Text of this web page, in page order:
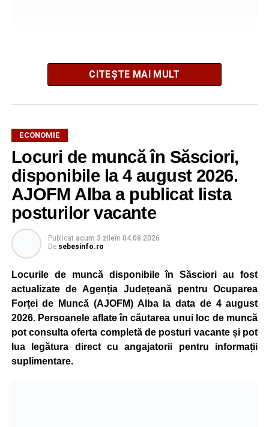
Potrivit unui comunicat al companiei, măsura va fi aplicată
gradual, în funcție de necesitățile sistemului energetic.
Reprezentanții Kronospan precizează că evoluția situației
este monitorizată permanent, iar activitatea va reveni la
capacitate normală imediat ce condițiile vor permite.
Compania dă asigurări că oprirea temporară a unor linii
de producție nu va afecta livrările către clienți.
Kronospan se numără printre cei mai mari consumatori de
energie electrică din România. O parte din necesarul
energetic este acoperită prin producția proprie de energie,
realizată cu ajutorul panourilor fotovoltaice și al unităților
de cogenerare.
Reprezentanții companiei afirmă că vor continua
colaborarea cu autoritățile și operatorii din domeniul
energetic pentru a contribui la depășirea perioadei dificile
CITEȘTE MAI MULT
ECONOMIE
Locuri de muncă în Săsciori,
disponibile la 4 august 2026.
AJOFM Alba a publicat lista
posturilor vacante
Publicat acum 3 zileîn 04.08.2026
De sebesinfo.ro
Locurile de muncă disponibile în Săsciori au fost
actualizate de Agenția Județeană pentru Ocuparea
Forței de Muncă (AJOFM) Alba la data de 4 august
2026. Persoanele aflate în căutarea unui loc de muncă
pot consulta oferta completă de posturi vacante și pot
lua legătura direct cu angajatorii pentru informații
suplimentare.